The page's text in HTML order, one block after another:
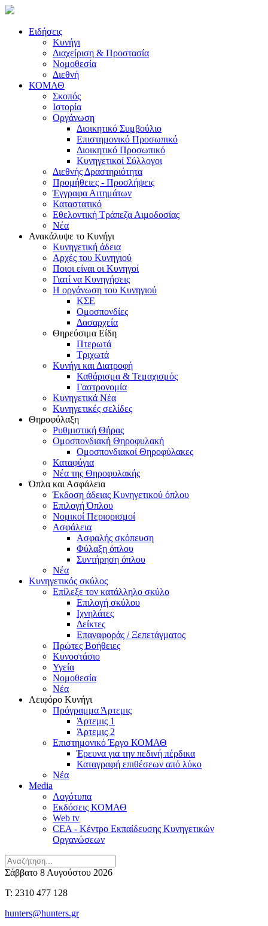
Ειδήσεις
Κυνήγι
Διαχείριση & Προστασία
Νομοθεσία
Διεθνή
ΚΟΜΑΘ
Σκοπός
Ιστορία
Οργάνωση
Διοικητικό Συμβούλιο
Επιστημονικό Προσωπικό
Διοικητικό Προσωπικό
Κυνηγετικοί Σύλλογοι
Διεθνής Δραστηριότητα
Προμήθειες - Προσλήψεις
Έγγραφα Αιτημάτων
Καταστατικό
Εθελοντική Τράπεζα Αιμοδοσίας
Νέα
Ανακάλυψε το Κυνήγι
Κυνηγετική άδεια
Αρχές του Κυνηγιού
Ποιοι είναι οι Κυνηγοί
Γιατί να Κυνηγήσεις
Η οργάνωση του Κυνηγιού
ΚΣΕ
Ομοσπονδίες
Δασαρχεία
Θηρεύσιμα Είδη
Πτερωτά
Τριχωτά
Κυνήγι και Διατροφή
Καθάρισμα & Τεμαχισμός
Γαστρονομία
Κυνηγετικά Νέα
Κυνηγετικές σελίδες
Θηροφύλαξη
Ρυθμιστική Θήρας
Ομοσπονδιακή Θηροφυλακή
Oμοσπονδιακοί Θηροφύλακες
Καταφύγια
Νέα της Θηροφυλακής
Όπλα και Ασφάλεια
Έκδοση άδειας Κυνηγετικού όπλου
Επιλογή Όπλου
Νομικοί Περιορισμοί
Ασφάλεια
Ασφαλής σκόπευση
Φύλαξη όπλου
Συντήρηση όπλου
Νέα
Κυνηγετικός σκύλος
Επίλεξε τον κατάλληλο σκύλο
Επιλογή σκύλου
Ιχνηλάτες
Δείκτες
Επαναφοράς / Ξεπετάγματος
Πρώτες Βοήθειες
Κυνοστάσιο
Υγεία
Νομοθεσία
Νέα
Αειφόρο Κυνήγι
Πρόγραμμα Άρτεμις
Άρτεμις 1
Άρτεμις 2
Επιστημονικό Έργο ΚΟΜΑΘ
Έρευνα για την πεδινή πέρδικα
Καταγραφή επιθέσεων από λύκο
Νέα
Media
Λογότυπα
Εκδόσεις ΚΟΜΑΘ
Web tv
CEA - Κέντρο Εκπαίδευσης Κυνηγετικών
Οργανώσεων
Σάββατο 8 Αυγούστου 2026
T: 2310 477 128
hunters@hunters.gr